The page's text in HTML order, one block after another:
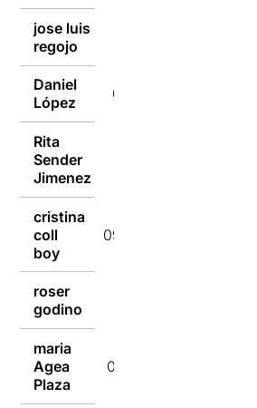
jose luis
regojo
Daniel
López
09/01/2017
Rita
Sender
Jimenez
cristina
coll
boy
09/01/2017
roser
godino
maria
Agea
Plaza
09/01/2017